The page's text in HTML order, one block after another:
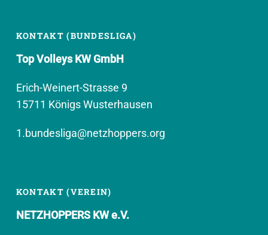
KONTAKT (BUNDESLIGA)
Top Volleys KW GmbH
Erich-Weinert-Strasse 9
15711 Königs Wusterhausen
1.bundesliga@netzhoppers.org
KONTAKT (VEREIN)
NETZHOPPERS KW e.V.